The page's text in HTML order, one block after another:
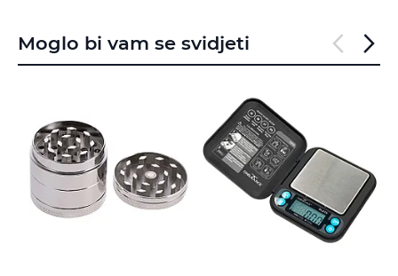
Moglo bi vam se svidjeti